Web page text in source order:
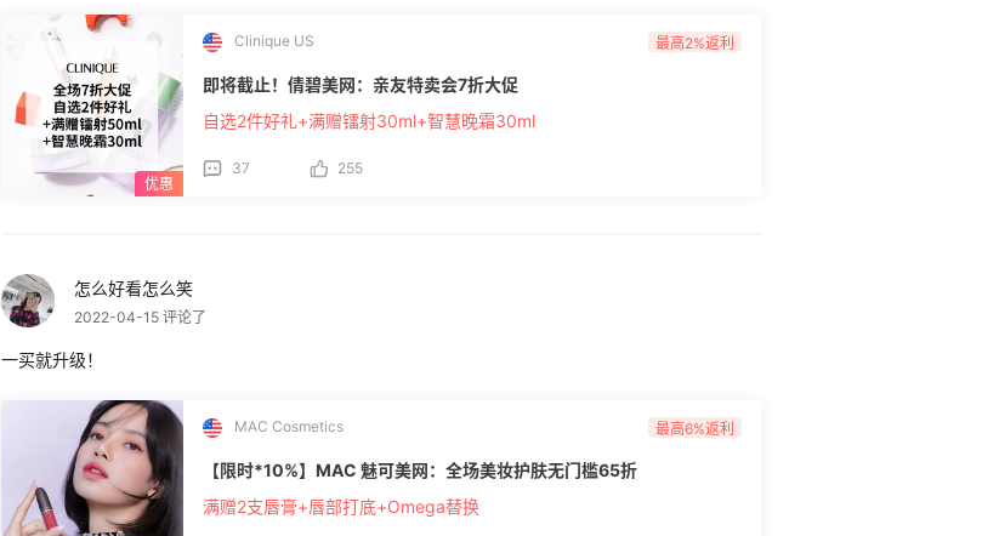
Clinique US 最高2%返利
即将截止！倩碧美网：亲友特卖会7折大促
自选2件好礼+满赠镭射30ml+智慧晚霜30ml
37 255
怎么好看怎么笑
2022-04-15 评论了
一买就升级！
MAC Cosmetics 最高6%返利
【限时*10%】MAC 魅可美网：全场美妆护肤无门槛65折
满赠2支唇膏+唇部打底+Omega替换